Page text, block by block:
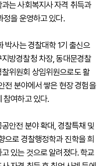
는 사회복지사 자격 취득과
정을 운영하고 있다.
박사는 경찰대학 1기 출신으
방경찰청 차장, 동대문경찰
위원회 상임위원으로도 활
전 분야에서 쌓은 현장 경험을
참여하고 있다.
안전 분야 확대, 경찰특채 및
으로 경찰행정학과 진학을 희
있는 것으로 알려졌다. 학교